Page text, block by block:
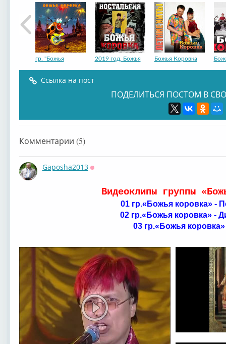
гр. "Божья 2019 год. Божья Божья Коровка
гр.«Божья коров...
Ссылка на пост
ПОДЕЛИТЬСЯ ПОСТОМ В
Комментарии (5)
Gaposha2013
Видеоклипы группы
01 ⁣гр.«Божья коровка» -
02 ⁣гр.«Божья коровка» -
03 ⁣гр.«Божья